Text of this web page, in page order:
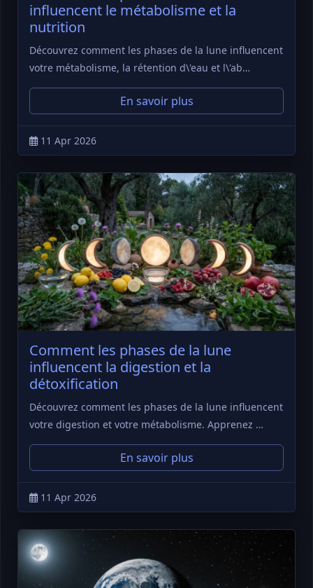
influencent le métabolisme et la
nutrition
Découvrez comment les phases de la lune influencent
votre métabolisme, la rétention d\'eau et l\'ab…
En savoir plus
11 Apr 2026
Comment les phases de la lune
influencent la digestion et la
détoxification
Découvrez comment les phases de la lune influencent
votre digestion et votre métabolisme. Apprenez …
En savoir plus
11 Apr 2026